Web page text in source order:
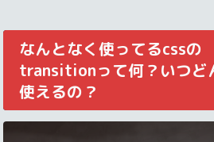
なんとなく使ってるcssの
transitionって何？いつど
使えるの？